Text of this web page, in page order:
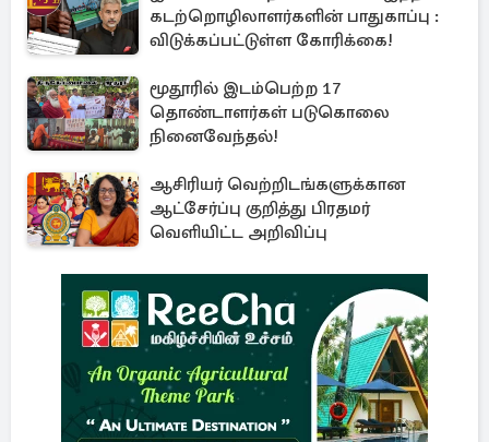
கடற்றொழிலாளர்களின் பாதுகாப்பு :
விடுக்கப்பட்டுள்ள கோரிக்கை!
மூதூரில் இடம்பெற்ற 17
தொண்டாளர்கள் படுகொலை
நினைவேந்தல்!
ஆசிரியர் வெற்றிடங்களுக்கான
ஆட்சேர்ப்பு குறித்து பிரதமர்
வெளியிட்ட அறிவிப்பு